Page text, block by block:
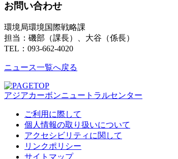
お問い合わせ
環境局環境国際戦略課
担当：磯部（課長）、大谷（係長）
TEL：093-662-4020
ニュース一覧へ戻る
アジアカーボンニュートラルセンター
ご利用に際して
個人情報の取り扱いについて
アクセシビリティに関して
リンクポリシー
サイトマップ